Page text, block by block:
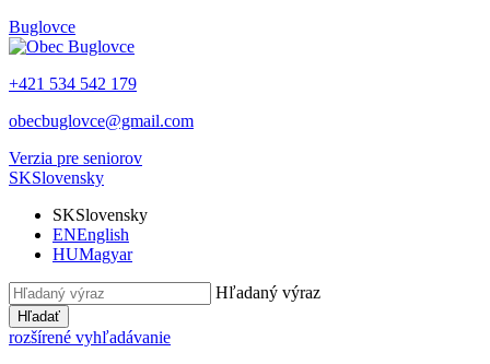
Buglovce
+421 534 542 179
obecbuglovce@gmail.com
Verzia pre seniorov
SKSlovensky
SKSlovensky
ENEnglish
HUMagyar
Hľadaný výraz
Hľadať
rozšírené vyhľadávanie